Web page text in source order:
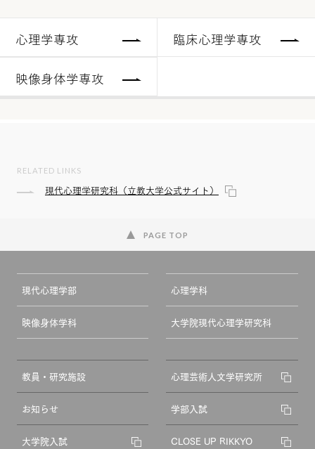
心理学専攻
臨床心理学専攻
映像身体学専攻
RELATED LINKS
現代心理学研究科（立教大学公式サイト）
PAGE TOP
現代心理学部 心理学科
映像身体学科 大学院現代心理学研究科
教員・研究施設 心理芸術人文学研究所
お知らせ 学部入試
大学院入試 CLOSE UP RIKKYO